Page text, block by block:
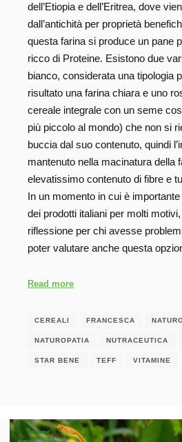
dell’Etiopia e dell’Eritrea, dove
dall’antichità per proprietà
questa farina si produce un pane
ricco di Proteine. Esistono due
bianco, considerata una tipologia
risultato una farina chiara e uno
cereale integrale con un seme
più piccolo al mondo) che non si
buccia dal suo contenuto, quindi
mantenuto nella macinatura della
elevatissimo contenuto di fibre e
In un momento in cui è importante
dei prodotti italiani per molti
riflessione per chi avesse
poter valutare anche questa
Read more
CEREALI FRANCESCA
NATUROPATIA NUTRACEUTICA
STAR BENE TEFF VITAMINE